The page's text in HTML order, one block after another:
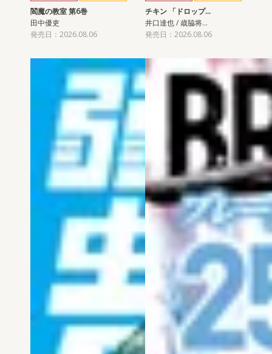
閻魔の教室 第6巻
田中優吏
発売日：2026.08.06
チキン 「ドロップ…
井口達也 / 歳脇将…
発売日：2026.08.06